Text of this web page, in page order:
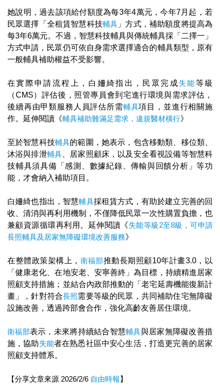
她說明，過去該項給付額度為每3年4萬元，今年7月起，若
民眾選擇「全租賃智慧科技輔具 」方式，補助額度將提高為
每3年6萬元。不過，智慧科技輔具與傳統輔具採「二擇一」
方式申請，民眾仍可依自身需求選擇適合的輔具類型，原有
一般輔具補助權益不受影響。
在實際申請流程上，白姍綺指出，民眾完成失能等級
（CMS）評估後，照管專員會到宅進行環境與需求評估，
後續再由甲類服務人員評估所需輔具項目，並進行相關施
作。延伸閱讀《輔具補助難滿足需求，違規醫材橫行》
至於智慧科技輔具的範圍，她表示，包含移動類、移位類、
沐浴與排泄輔具 、居家照顧床，以及安全看視設備等智慧科
技輔具須具備「感測、數據紀錄、傳輸與回饋分析」等功
能，才會納入補助項目。
白姍綺也指出，智慧輔具採租賃方式，有助於建立完善的回
收、清消與再利用機制，不僅降低民眾一次性購置負擔，也
兼顧資源循環再利用。延伸閱讀《失能等級2至8級，可申請
長照輔具及居家無障礙環境改善服務》
在整體政策架構上， 衛福部推動長期照顧10年計畫3.0，以
「健康老化、在地安老、安寧善終」為目標，持續精進居家
照顧支持措施；並結合內政部推動的「老宅延壽機能復新計
畫」，針對符合長照需要等級的民眾，共同補助住宅無障礙
設施改善，透過跨部會合作，強化高齡友善居住環境。
衛福部表示，未來將持續結合智慧輔具與居家無障礙改善措
施，協助失能者在熟悉社區中安心生活，打造更完善的居家
照顧支持體系。
【分享文章來源 2026/2/6 自由時報】